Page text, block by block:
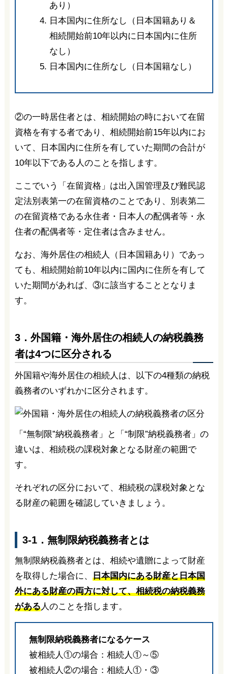
あり）
日本国内に住所なし（日本国籍あり＆
相続開始前10年以内に日本国内に住所
なし）
日本国内に住所なし（日本国籍なし）
②の一時居住者とは、相続開始の時において在留
資格を有する者であり、相続開始前15年以内にお
いて、日本国内に住所を有していた期間の合計が
10年以下である人のことを指します。
ここでいう「在留資格」は出入国管理及び難民認
定法別表第一の在留資格のことであり、別表第二
の在留資格である永住者・日本人の配偶者等・永
住者の配偶者等・定住者は含みません。
なお、海外居住の相続人（日本国籍あり）であっ
ても、相続開始前10年以内に国内に住所を有して
いた期間があれば、③に該当することとなりま
す。
3．外国籍・海外居住の相続人の納税義務
者は4つに区分される
外国籍や海外居住の相続人は、以下の4種類の納税
義務者のいずれかに区分されます。
「“無制限”納税義務者」と「“制限”納税義務者」の
違いは、相続税の課税対象となる財産の範囲で
す。
それぞれの区分において、相続税の課税対象とな
る財産の範囲を確認していきましょう。
3-1．無制限納税義務者とは
無制限納税義務者とは、相続や遺贈によって財産
を取得した場合に、 日本国内にある財産と日本国
外にある財産の両方に対して、相続税の納税義務
がある人のことを指します。
無制限納税義務者になるケース
被相続人①の場合：相続人①～⑤
被相続人②の場合：相続人①・③